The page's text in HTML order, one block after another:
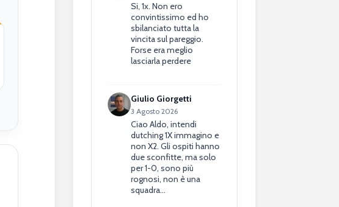
Si, 1x. Non ero
convintissimo ed ho
sbilanciato tutta la
vincita sul pareggio.
Forse era meglio
lasciarla perdere
Giulio Giorgetti
3 Agosto 2026
Ciao Aldo, intendi
dutching 1X immagino e
non X2. Gli ospiti hanno
due sconfitte, ma solo
per 1-0, sono più
rognosi, non è una
squadra…